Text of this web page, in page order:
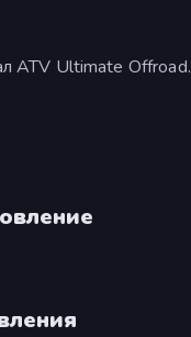
ATV Ultimate Offroad.